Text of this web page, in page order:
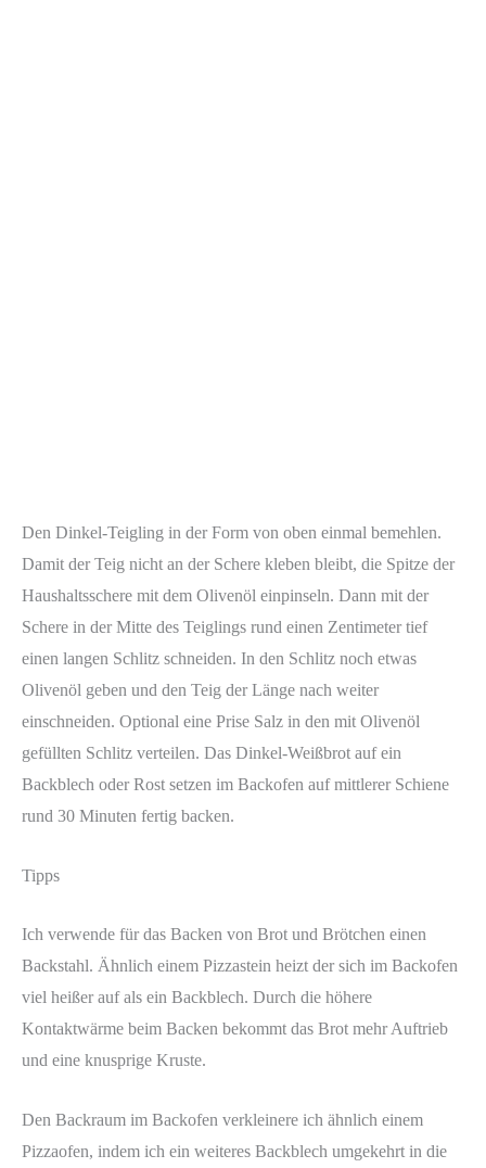
Den Dinkel-Teigling in der Form von oben einmal bemehlen.
Damit der Teig nicht an der Schere kleben bleibt, die Spitze der
Haushaltsschere mit dem Olivenöl einpinseln. Dann mit der
Schere in der Mitte des Teiglings rund einen Zentimeter tief
einen langen Schlitz schneiden. In den Schlitz noch etwas
Olivenöl geben und den Teig der Länge nach weiter
einschneiden. Optional eine Prise Salz in den mit Olivenöl
gefüllten Schlitz verteilen. Das Dinkel-Weißbrot auf ein
Backblech oder Rost setzen im Backofen auf mittlerer Schiene
rund 30 Minuten fertig backen.
Tipps
Ich verwende für das Backen von Brot und Brötchen einen
Backstahl. Ähnlich einem Pizzastein heizt der sich im Backofen
viel heißer auf als ein Backblech. Durch die höhere
Kontaktwärme beim Backen bekommt das Brot mehr Auftrieb
und eine knusprige Kruste.
Den Backraum im Backofen verkleinere ich ähnlich einem
Pizzaofen, indem ich ein weiteres Backblech umgekehrt in die